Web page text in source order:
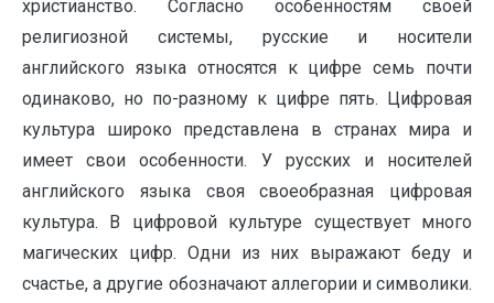
христианство. Согласно особенностям своей
религиозной системы, русские и носители
английского языка относятся к цифре семь почти
одинаково, но по-разному к цифре пять. Цифровая
культура широко представлена в странах мира и
имеет свои особенности. У русских и носителей
английского языка своя своеобразная цифровая
культура. В цифровой культуре существует много
магических цифр. Одни из них выражают беду и
счастье, а другие обозначают аллегории и символики.